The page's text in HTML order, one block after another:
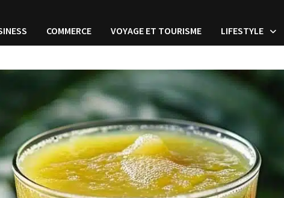
COMMERCE VOYAGE ET TOURISME LIFESTYLE